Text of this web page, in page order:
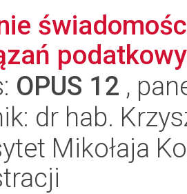
OPUS 12 ,
dr hab.
Mikołaja